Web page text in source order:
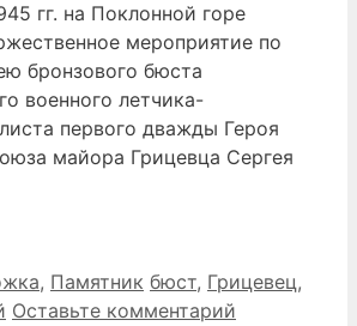
гг. на Поклонной горе
мероприятие по
бронзового бюста
военного летчика-
первого дважды Героя
майора Грицевца Сергея
, Памятник Метки
бюст, Грицевец,
Оставьте комментарий